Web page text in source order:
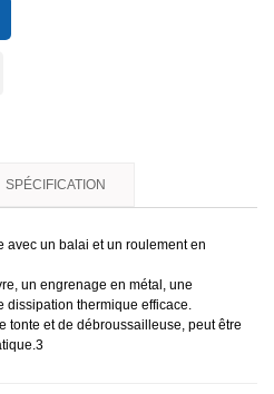
SPÉCIFICATION
avec un balai et un roulement en
un engrenage en métal, une
dissipation thermique efficace.
tonte et de débroussailleuse, peut être